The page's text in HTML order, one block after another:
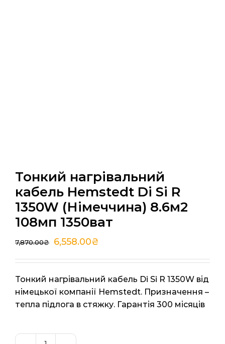
Тонкий нагрівальний
кабель Hemstedt Di Si R
1350W (Німеччина) 8.6м2
108мп 1350ват
7,870.00₴ 6,558.00₴
Тонкий нагрівальний кабель Di Si R 1350W від
німецької компанії Hemstedt. Призначення –
тепла підлога в стяжку. Гарантія 300 місяців